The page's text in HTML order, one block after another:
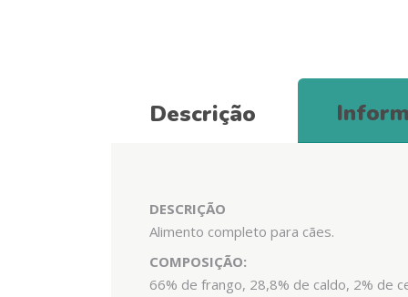
Descrição
DESCRIÇÃO
Alimento completo para cães.
COMPOSIÇÃO:
66% de frango, 28,8% de caldo, 2% de